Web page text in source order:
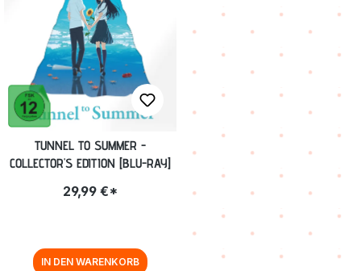
TUNNEL TO SUMMER -
COLLECTOR'S EDITION [BLU-RAY]
29,99 €*
IN DEN WARENKORB